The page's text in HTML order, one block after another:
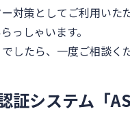
対策としてご利用いた
っしゃいます。
したら、一度ご相談く
証システム「